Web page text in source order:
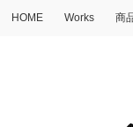
HOME Works 商